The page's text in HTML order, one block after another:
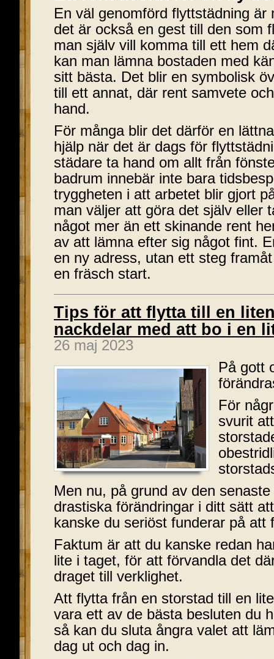
En väl genomförd flyttstädning
det är också en gest till den som
man själv vill komma till ett hem
kan man lämna bostaden med
sitt bästa. Det blir en symbolisk
till ett annat, där rent samvete
hand.
För många blir det därför en
hjälp när det är dags för
städare ta hand om allt från
badrum innebär inte bara
tryggheten i att arbetet blir gjort
man väljer att göra det själv eller
något mer än ett skinande rent
av att lämna efter sig något fint.
en ny adress, utan ett steg
en fräsch start.
Tips för att flytta till en
nackdelar med att bo i en
26 maj 2023
På gott
För
svurit
Men nu, på grund av den
drastiska förändringar i ditt sätt
kanske du seriöst funderar på att
Faktum är att du kanske redan
lite i taget, för att förvandla det
draget till verklighet.
Att flytta från en storstad till en
vara ett av de bästa besluten du
så kan du sluta ångra valet att
dag ut och dag in.